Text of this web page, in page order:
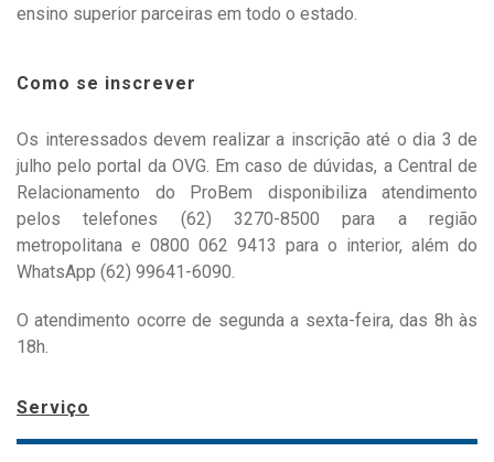
ensino superior parceiras em todo o estado.
Como se inscrever
Os interessados devem realizar a inscrição até o dia 3 de
julho pelo portal da OVG. Em caso de dúvidas, a Central de
Relacionamento do ProBem disponibiliza atendimento
pelos telefones (62) 3270-8500 para a região
metropolitana e 0800 062 9413 para o interior, além do
WhatsApp (62) 99641-6090.
O atendimento ocorre de segunda a sexta-feira, das 8h às
18h.
Serviço